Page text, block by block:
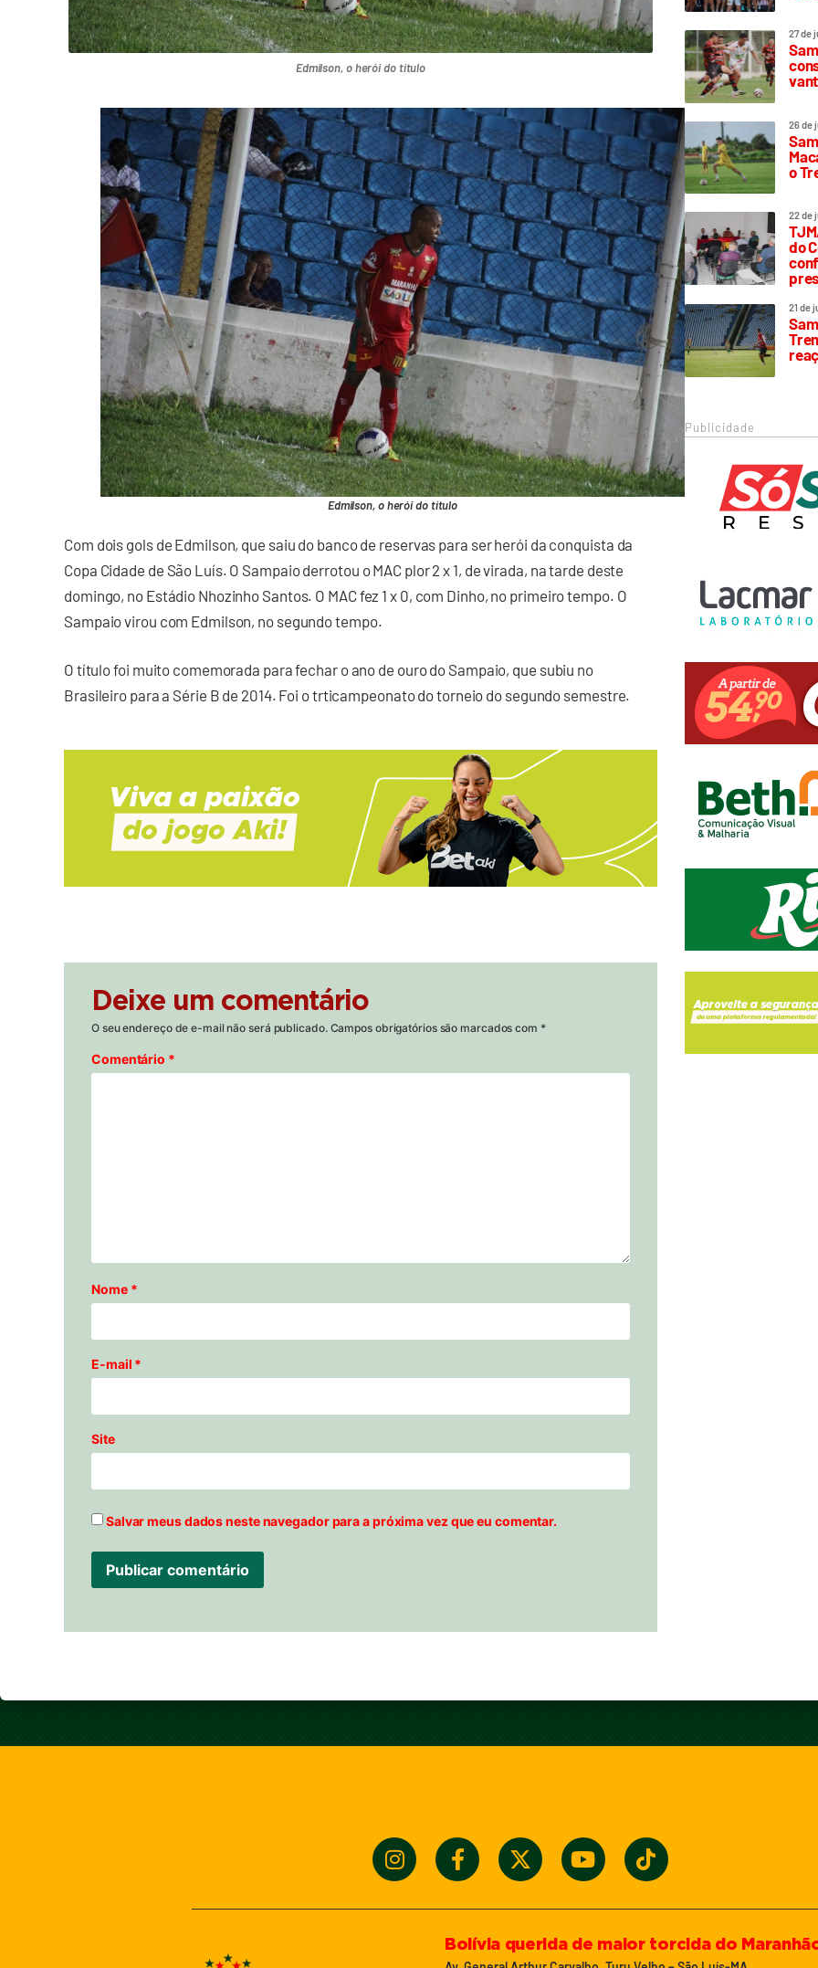
Edmilson, o herói do título
Edmilson, o herói do título
Com dois gols de Edmilson, que saiu do banco de reservas para ser herói da conquista da
Copa Cidade de São Luís. O Sampaio derrotou o MAC plor 2 x 1, de virada, na tarde deste
domingo, no Estádio Nhozinho Santos. O MAC fez 1 x 0, com Dinho, no primeiro tempo. O
Sampaio virou com Edmilson, no segundo tempo.
O título foi muito comemorada para fechar o ano de ouro do Sampaio, que subiu no
Brasileiro para a Série B de 2014. Foi o trticampeonato do torneio do segundo semestre.
Deixe um comentário
O seu endereço de e-mail não será publicado. Campos obrigatórios são marcados com *
Comentário *
Nome *
E-mail *
Site
Salvar meus dados neste navegador para a próxima vez que eu comentar.
27 de
26 de
o
22 de
do
21 de
Publicidade
Bolívia querida de maior torcida do